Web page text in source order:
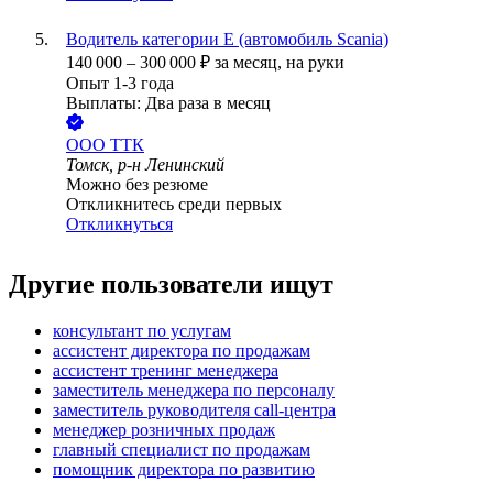
Водитель категории Е (автомобиль Scania)
140 000 – 300 000 ₽ за месяц, на руки
Опыт 1-3 года
Выплаты: Два раза в месяц
ООО ТТК
Томск, р-н Ленинский
Можно без резюме
Откликнитесь среди первых
Откликнуться
Другие пользователи ищут
консультант по услугам
ассистент директора по продажам
ассистент тренинг менеджера
заместитель менеджера по персоналу
заместитель руководителя call-центра
менеджер розничных продаж
главный специалист по продажам
помощник директора по развитию